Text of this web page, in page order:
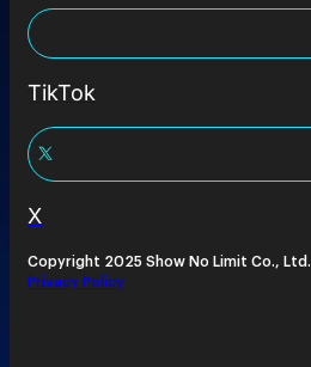
TikTok
X
Copyright 2025 Show No Limit Co., Ltd.
Privacy Policy